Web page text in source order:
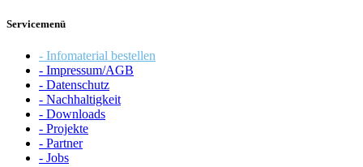
Servicemenü
- Infomaterial bestellen
- Impressum/AGB
- Datenschutz
- Nachhaltigkeit
- Downloads
- Projekte
- Partner
- Jobs